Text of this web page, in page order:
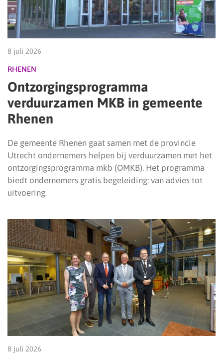
8 juli 2026
RHENEN
Ontzorgingsprogramma
verduurzamen MKB in gemeente
Rhenen
De gemeente Rhenen gaat samen met de provincie
Utrecht ondernemers helpen bij verduurzamen met het
ontzorgingsprogramma mkb (OMKB). Het programma
biedt ondernemers gratis begeleiding: van advies tot
uitvoering.
8 juli 2026